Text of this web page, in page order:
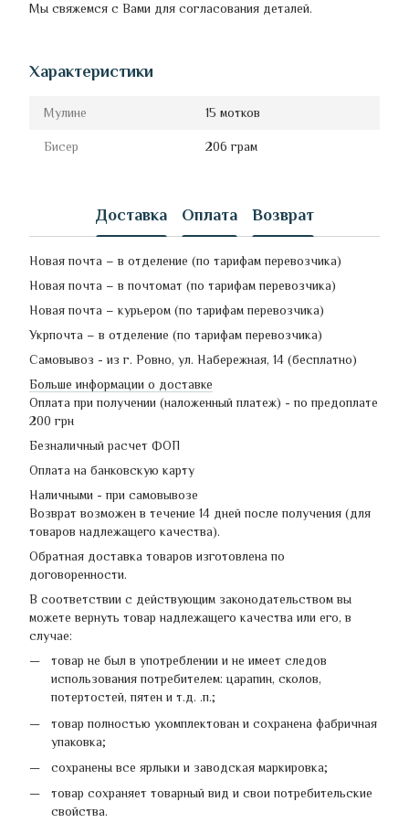
Мы свяжемся с Вами для согласования деталей.
Характеристики
Мулине 15 мотков
Бисер 206 грам
Доставка Оплата Возврат
Новая почта – в отделение (по тарифам перевозчика)
Новая почта – в почтомат (по тарифам перевозчика)
Новая почта – курьером (по тарифам перевозчика)
Укрпочта – в отделение (по тарифам перевозчика)
Самовывоз - из г. Ровно, ул. Набережная, 14 (бесплатно)
Больше информации о доставке
Оплата при получении (наложенный платеж) - по предоплате
200 грн
Безналичный расчет ФОП
Оплата на банковскую карту
Наличными - при самовывозе
Возврат возможен в течение 14 дней после получения (для
товаров надлежащего качества).
Обратная доставка товаров изготовлена по
договоренности.
В соответствии с действующим законодательством вы
можете вернуть товар надлежащего качества или его, в
случае:
товар не был в употреблении и не имеет следов
использования потребителем: царапин, сколов,
потертостей, пятен и т.д. .п.;
товар полностью укомплектован и сохранена фабричная
упаковка;
сохранены все ярлыки и заводская маркировка;
товар сохраняет товарный вид и свои потребительские
свойства.